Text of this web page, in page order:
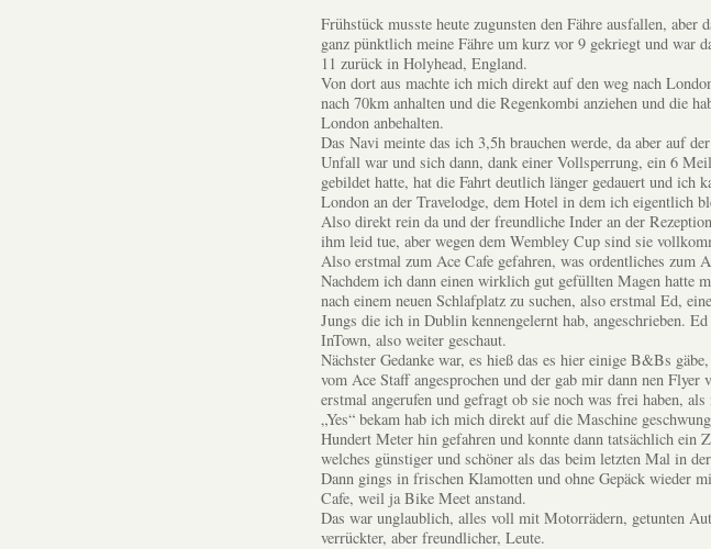
Frühstück musste heute zugunsten den Fähre ausfallen, aber
ganz pünktlich meine Fähre um kurz vor 9 gekriegt und war
11 zurück in Holyhead, England.
Von dort aus machte ich mich direkt auf den weg nach
nach 70km anhalten und die Regenkombi anziehen und die
London anbehalten.
Das Navi meinte das ich 3,5h brauchen werde, da aber auf
Unfall war und sich dann, dank einer Vollsperrung, ein 6
gebildet hatte, hat die Fahrt deutlich länger gedauert und ich
London an der Travelodge, dem Hotel in dem ich eigentlich
Also direkt rein da und der freundliche Inder an der
ihm leid tue, aber wegen dem Wembley Cup sind sie
Also erstmal zum Ace Cafe gefahren, was ordentliches zum
Nachdem ich dann einen wirklich gut gefüllten Magen hatte
nach einem neuen Schlafplatz zu suchen, also erstmal Ed,
Jungs die ich in Dublin kennengelernt hab, angeschrieben.
InTown, also weiter geschaut.
Nächster Gedanke war, es hieß das es hier einige B&Bs
vom Ace Staff angesprochen und der gab mir dann nen Flyer
erstmal angerufen und gefragt ob sie noch was frei haben,
„Yes“ bekam hab ich mich direkt auf die Maschine
Hundert Meter hin gefahren und konnte dann tatsächlich ein
welches günstiger und schöner als das beim letzten Mal in
Dann gings in frischen Klamotten und ohne Gepäck wieder
Cafe, weil ja Bike Meet anstand.
Das war unglaublich, alles voll mit Motorrädern, getunten
verrückter, aber freundlicher, Leute.